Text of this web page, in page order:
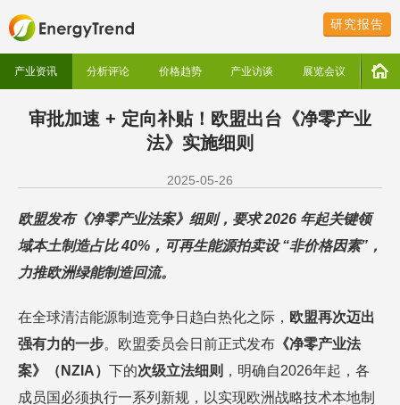
研究报告
产业资讯 分析评论 价格趋势 产业访谈 展览会议
审批加速 + 定向补贴！欧盟出台《净零产业
法》实施细则
2025-05-26
欧盟发布《净零产业法案》细则，要求2026 年起关键领
域本土制造占比 40%，可再生能源拍卖设 “非价格因素”，
力推欧洲绿能制造回流。
在全球清洁能源制造竞争日趋白热化之际， 欧盟再次迈出
强有力的一步。欧盟委员会日前正式发布 《净零产业法
案》（ NZIA） 下的次级立法细则 ，明确自2026年起，各
成员国必须执行一系列新规，以实现欧洲战略技术本地制